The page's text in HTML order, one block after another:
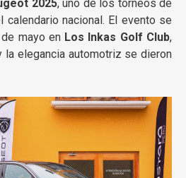
2025, uno de los torneos de
nacional. El evento se
mayo en Los Inkas Golf Club,
la elegancia automotriz se dieron